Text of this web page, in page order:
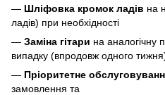
— Шліфовка кромок ладів на
ладів) при необхідності
— Заміна гітари на аналогічну
випадку (впродовж одного
— Пріоритетне
замовлення та